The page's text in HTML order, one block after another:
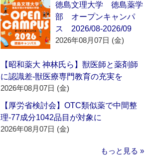
徳島文理大学 徳島薬学
部 オープンキャンパ
ス 2026/08-2026/09
2026年08月07日 (金)
【昭和薬大 神林氏ら】獣医師と薬剤師
に認識差‐獣医療専門教育の充実を
2026年08月07日 (金)
【厚労省検討会】OTC類似薬で中間整
理‐77成分1042品目が対象に
2026年08月07日 (金)
もっと見る »